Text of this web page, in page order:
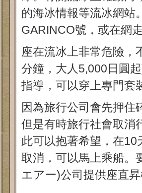
的海冰情報等流冰網站
GARINCO號，或在網
座在流冰上非常危險，
分鐘，大人5,000日圓
指導，可以穿上專門套
因為旅行公司會先押住
但是有時旅行社會取消
此可以抱著希望，在
取消，可以馬上乘船。
エアー)公司提供座直